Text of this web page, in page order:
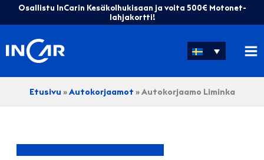
HoppaOsallistu InCarin Kesäkolhukisaan ja voita 500€ Motonet-
lahjakortti!
Etusivu »Autokorjaamot »Autokorjaamo Liminka